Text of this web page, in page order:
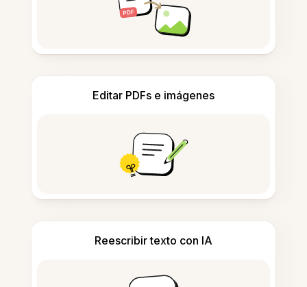
Editar PDFs e imágenes
Reescribir texto con IA